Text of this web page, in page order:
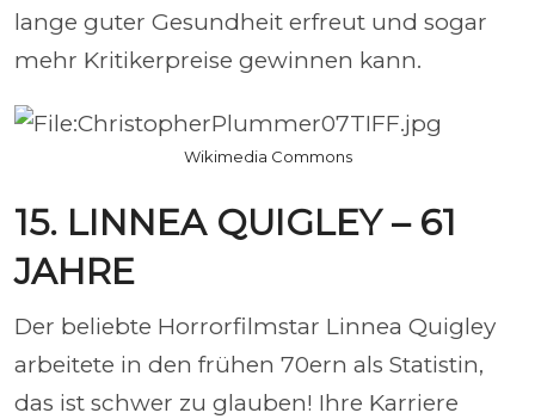
lange guter Gesundheit erfreut und sogar
mehr Kritikerpreise gewinnen kann.
Wikimedia Commons
15. LINNEA QUIGLEY – 61
JAHRE
Der beliebte Horrorfilmstar Linnea Quigley
arbeitete in den frühen 70ern als Statistin,
das ist schwer zu glauben! Ihre Karriere